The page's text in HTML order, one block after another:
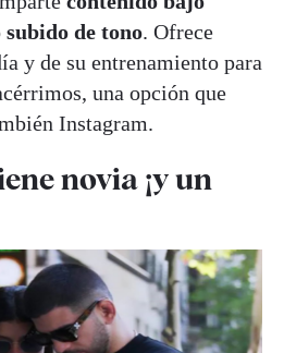
de tono. Ofrece
y de su entrenamiento para
una opción que
Instagram.
novia ¡y un